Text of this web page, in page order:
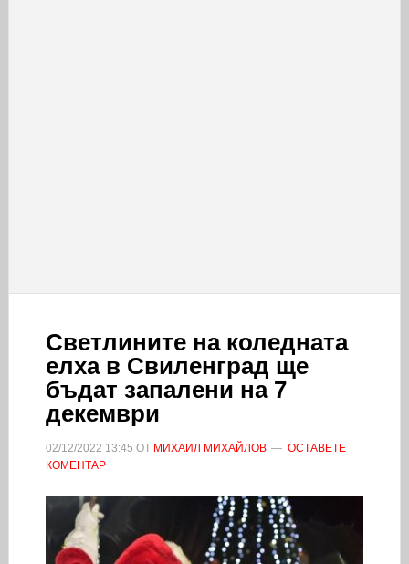
Светлините на коледната
елха в Свиленград ще
бъдат запалени на 7
декември
02/12/2022 13:45 ОТ МИХАИЛ МИХАЙЛОВ
ОСТАВЕТЕ
КОМЕНТАР